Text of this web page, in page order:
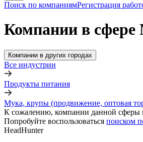
Поиск по компаниямРегистрация
Компании в сфере
Компании в других городах
Все индустрии
Продукты питания
Мука, крупы (продвижение, оптовая
К сожалению, компании данной сферы
Попробуйте воспользоваться поиском
HeadHunter